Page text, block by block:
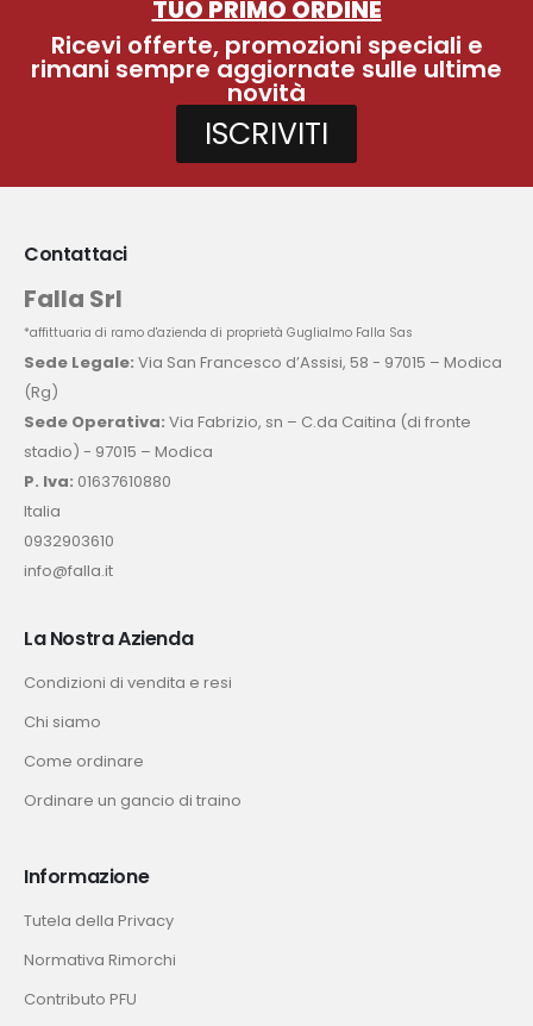
TUO PRIMO ORDINE
Ricevi offerte, promozioni speciali e
rimani sempre aggiornate sulle ultime
novità
ISCRIVITI
Contattaci
Falla Srl
*affittuaria di ramo d'azienda di proprietà Guglialmo Falla Sas
Sede Legale: Via San Francesco d’Assisi, 58 - 97015 – Modica
(Rg)
Sede Operativa: Via Fabrizio, sn – C.da Caitina (di fronte
stadio) - 97015 – Modica
P. Iva: 01637610880
Italia
0932903610
info@falla.it
La Nostra Azienda
Condizioni di vendita e resi
Chi siamo
Come ordinare
Ordinare un gancio di traino
Informazione
Tutela della Privacy
Normativa Rimorchi
Contributo PFU